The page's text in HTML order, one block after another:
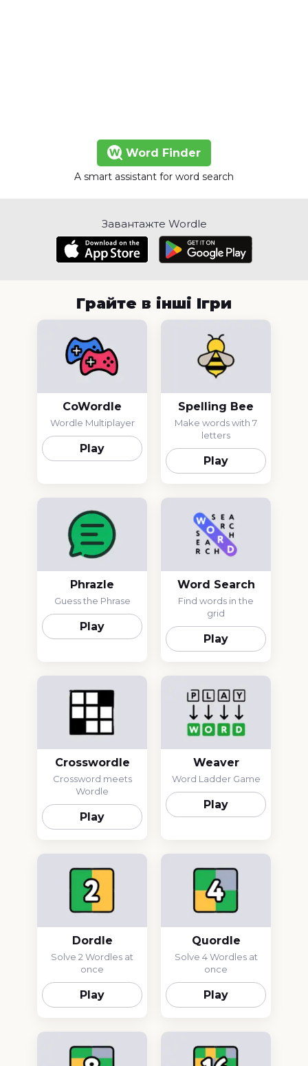
Word Finder
A smart assistant for word search
Завантажте Wordle
Грайте в інші Ігри
CoWordle
Wordle Multiplayer
Play
Spelling Bee
Make words with 7
letters
Play
Phrazle
Guess the Phrase
Play
Word Search
Find words in the
grid
Play
Crosswordle
Crossword meets
Wordle
Play
Weaver
Word Ladder Game
Play
Dordle
Solve 2 Wordles at
once
Play
Quordle
Solve 4 Wordles at
once
Play